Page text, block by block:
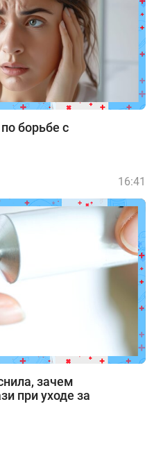
борьбе с
зачем
при уходе за
16:41